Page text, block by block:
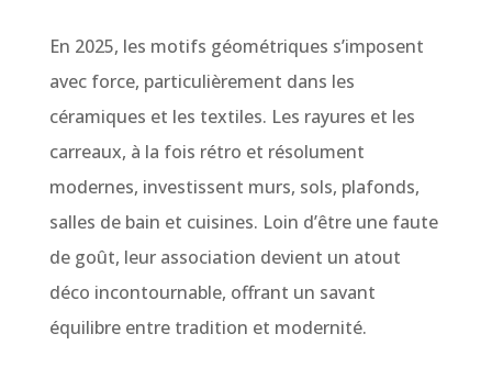
En 2025, les motifs géométriques s’imposent
avec force, particulièrement dans les
céramiques et les textiles. Les rayures et les
carreaux, à la fois rétro et résolument
modernes, investissent murs, sols, plafonds,
salles de bain et cuisines. Loin d’être une faute
de goût, leur association devient un atout
déco incontournable, offrant un savant
équilibre entre tradition et modernité.